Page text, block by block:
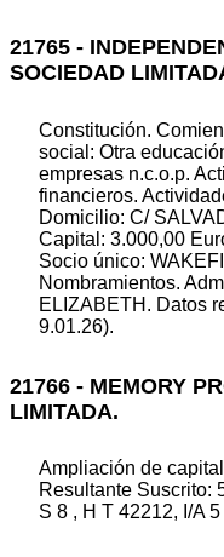
21765 -
SOCIEDAD
Constitución.
social: Otra
empresas n.c.o.p.
financieros.
Domicilio: C/
Capital: 3.000,00
Socio único:
Nombramientos.
ELIZABETH. Datos
9.01.26).
21766 - MEMORY
LIMITADA.
Ampliación de
Resultante Suscrito:
S 8 , H T 42212, I/A